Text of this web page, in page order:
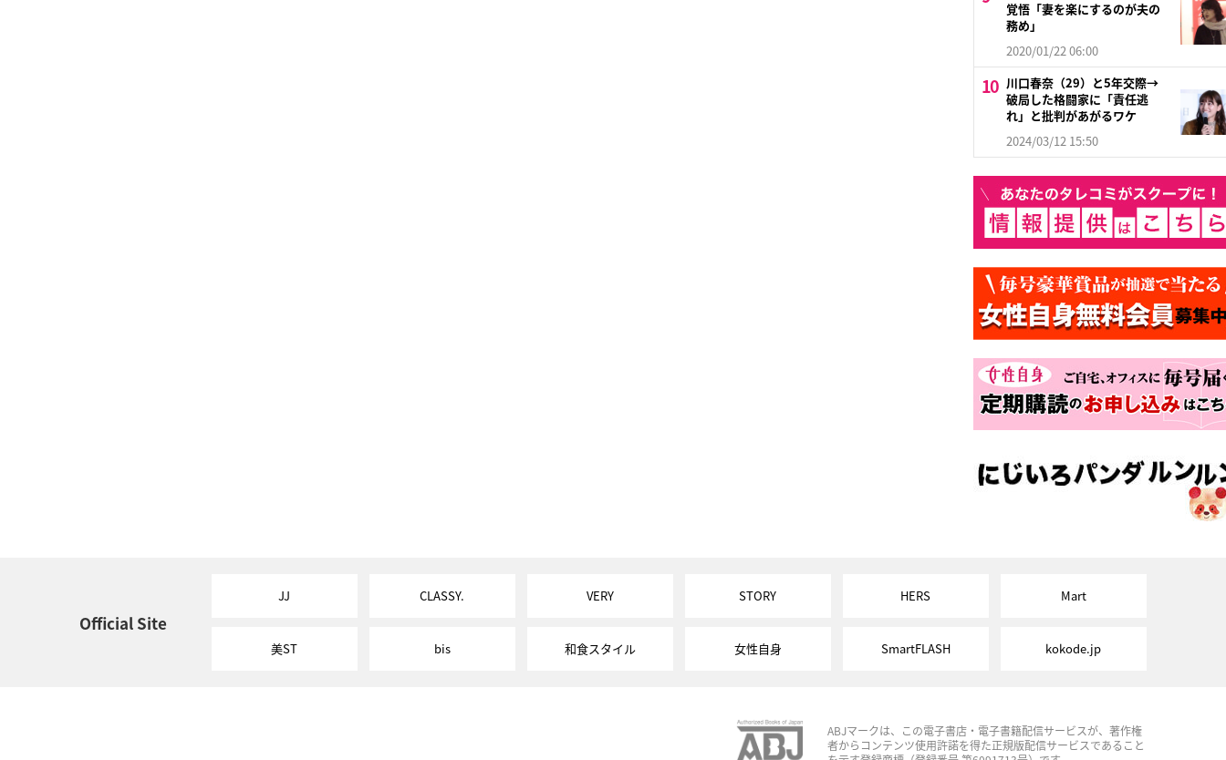
覚悟「妻を楽にするのが夫の
務め」
2020/01/22 06:00
川口春奈（29）と5年交際→
破局した格闘家に「責任逃
れ」と批判があがるワケ
2024/03/12 15:50
Official Site
JJ CLASSY. VERY STORY HERS Mart
美ST bis 和食スタイル 女性自身 SmartFLASH kokode.jp
ABJマークは、この電子書店・電子書籍配信サービスが、著作権
者からコンテンツ使用許諾を得た正規版配信サービスであること